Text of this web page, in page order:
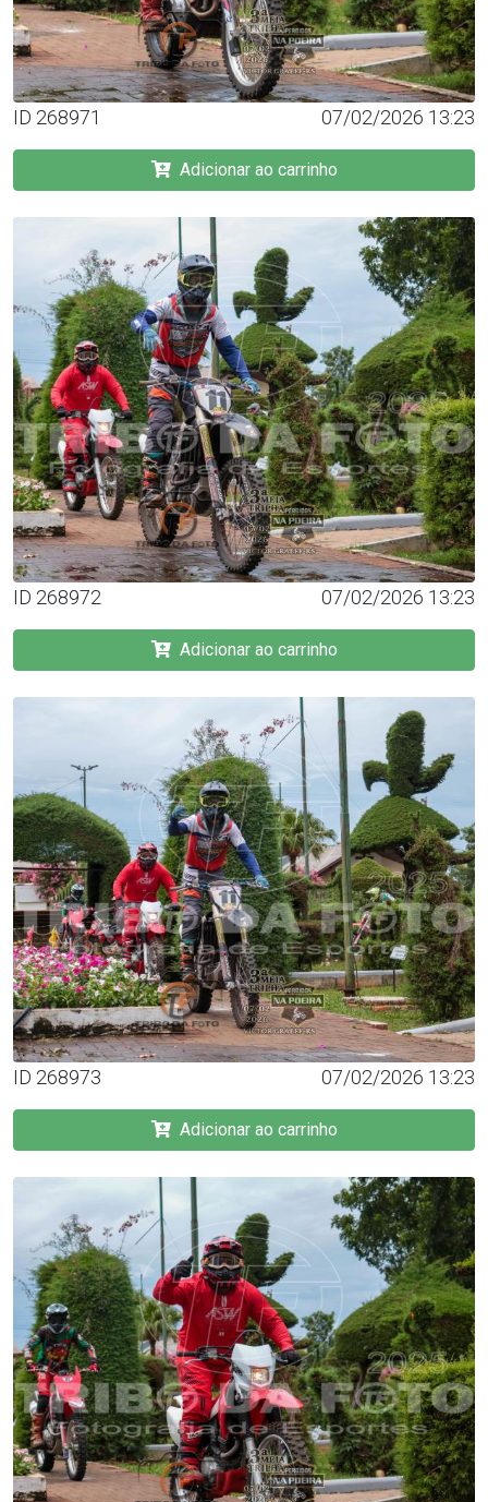
ID 268971 07/02/2026 13:23
Adicionar ao carrinho
ID 268972 07/02/2026 13:23
Adicionar ao carrinho
ID 268973 07/02/2026 13:23
Adicionar ao carrinho